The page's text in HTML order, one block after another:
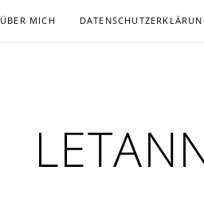
ÜBER MICH